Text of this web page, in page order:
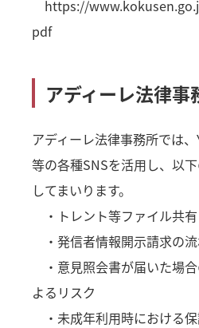
https://
pdf
アディーレ法律
アディーレ法律事務所では
等の各種SNSを活用し、以
してまいります。
・トレント等ファイル共
・発信者情報開示請求の
・意見照会書が届いた場
よるリスク
・未成年利用時における